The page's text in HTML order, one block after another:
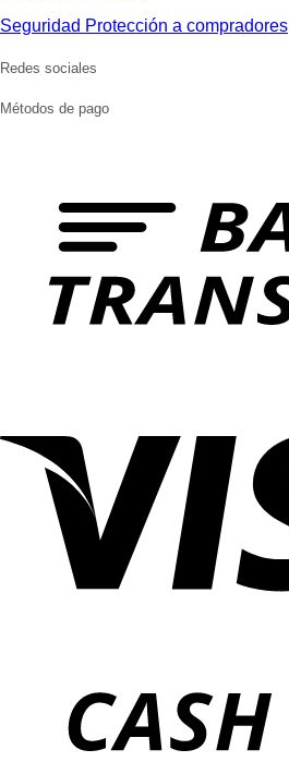
Seguridad Protección a compradores
Redes sociales
Métodos de pago